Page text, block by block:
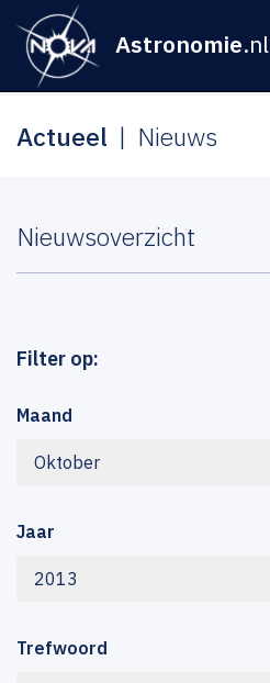
Astronomie.nl
Actueel Nieuws
Nieuwsoverzicht
Filter op:
Maand
Oktober
Jaar
2013
Trefwoord